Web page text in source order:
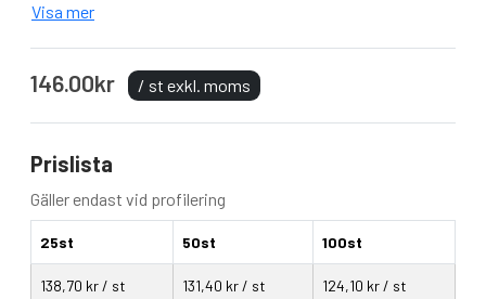
Vikt: 180 g/m²
Skötselråd: Tvätt 40 ° C
Passform: Regular Fit
Modern klassisk stil
1x1 ribbade manschetter
Ringspunnen bomull
1x1 ribbstickad krage
Axelsöm med förstärkningsband och bekväm nacktejp
Ton i ton-knappar
Visa mer
146.00kr / st exkl. moms
Prislista
Gäller endast vid profilering
25st 50st 100st
138,70 kr / st 131,40 kr / st 124,10 kr / st